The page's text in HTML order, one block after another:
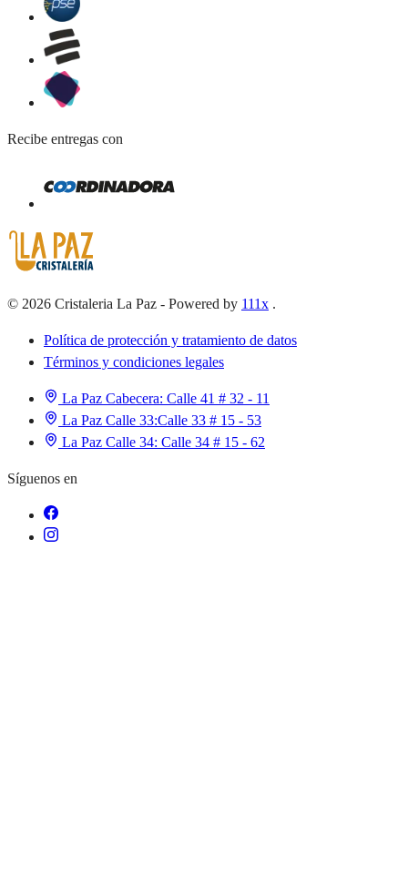
Recibe entregas con
© 2026 Cristaleria La Paz - Powered by 111x .
Política de protección y tratamiento de datos
Términos y condiciones legales
La Paz Cabecera: Calle 41 # 32 - 11
La Paz Calle 33:Calle 33 # 15 - 53
La Paz Calle 34: Calle 34 # 15 - 62
Síguenos en